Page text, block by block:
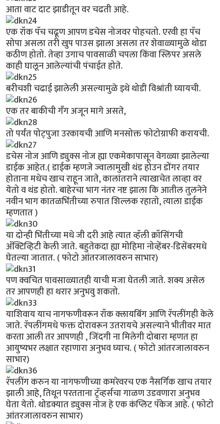
आता वाट दाट झाडीतून वर चढती आहे.
एक रॉक पॅच चढूण आपण डचेस नोजवर पोहचतो. एरवी हा पॅच
सोपा असला तरी खुप पाउस झाला असला तर शेवाळ्यामुळे थोडा
कठीण होतो. तेव्हा उगाच पावसाळी चपला किंवा स्लिपर असले
काही घालून आलेल्यांची पंचाईत होते.
बरीचशी चढाई झालेली असल्यामुळे इथे थोडी विश्रांती घ्यायची.
एक तर बाकीची गँग अजून मागे असते,
तो पर्यंत पोट्पुजा उरकायची आणि मनसोक्त फोटोग्राफी करायची.
डचेस नोज आणि ड्युक्स नोज ह्या एकमेकापासून वेगळ्या झालेल्या
डाईक आहेत.( डाईक म्हणजे ज्वालामुखी थंड होउन डोंगर तयार
होताना मधेच खाच राहून जाते, कालांतराने त्याखाचेत लाव्हा वर
येतो व थंड होतो. बाहेरचा भाग नंतर नष्ट झाला कि आतील तुलनेने
नवीन भाग कातळभिंतीच्या रुपात शिल्लक रहातो, त्याला डाईक
म्हणतात )
या दोन्ही भिंतीच्या मधे जी दरी आहे त्यात व्हॅली क्रॉसिंगची
अ‍ॅक्टिव्हिटी केली जाते. बहुतेकदा ह्या मोहिमा नोव्हेंबर-डिसेंबरमधे
घेतल्या जातात. ( फोटो आंतरजालावरुन साभार)
पण क्वचित पावसाळ्यातही याची मजा घेतली जाते. शक्य असेल
तर आपणही हा थरार अनुभवु शकतो.
याशिवाय याच नागफणीवरून रॉक क्लायबिंंग आणि रॅपलींगही केले
जाते. रॅपलींगमधे फक्त दोरावरून उतरायचे असल्याने भीतीवर मात
करता आली तर आपणही , जिंदगी ना मिलेगी दोबारा म्हणत हा
आयुष्यभर लक्षात रहाणारा अनुभव घ्याच. ( फोटो आंतरजालावरुन
साभार)
रॅपलींग करुन या नागफणीच्या कमरेवरच एक नैसर्गिक खाच तयार
झाली आहे, तिथून परतताना ट्रॅव्हर्सचा गाळण उडवणारा अनुभव
घेता येतो. थोडक्यात ड्युक्स नोज हे एक कंप्लिट पॅकेज आहे. ( फोटो
आंतरजालावरुन साभार)